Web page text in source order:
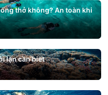
thở không? An toàn khi
lặn cần biết